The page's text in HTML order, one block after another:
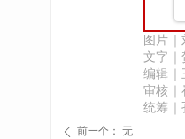
图片
文字｜
编辑｜
审核
统筹｜
ꄴ 前一个： 无